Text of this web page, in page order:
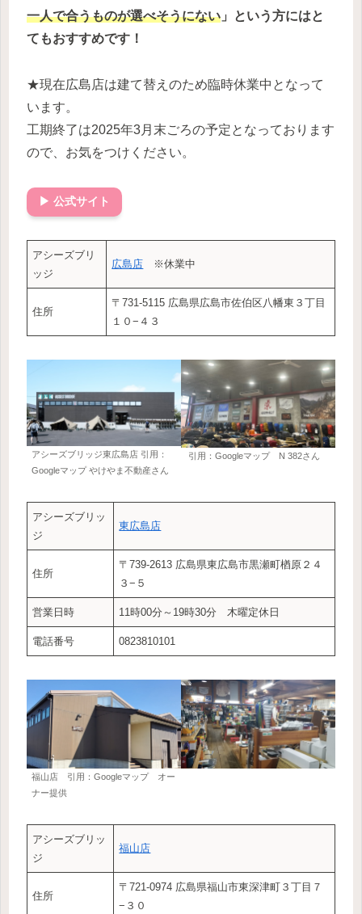
一人で合うものが選べそうにない 」という方にはと
てもおすすめです！
★現在広島店は建て替えのため臨時休業中となって
います。
工期終了は2025年3月末ごろの予定となっております
ので、お気をつけください。
▶ 公式サイト
アシーズブリ
ッジ
広島店 ※休業中
住所
〒731-5115 広島県広島市佐伯区八幡東３丁目
１０−４３
アシーズブリッジ東広島店 引用：
Googleマップ やけやま不動産さん
引用：Googleマップ N 382さん
アシーズブリッ
ジ
東広島店
住所
〒739-2613 広島県東広島市黒瀬町楢原２４
３−５
営業日時 11時00分～19時30分 木曜定休日
電話番号 0823810101
福山店 引用：Googleマップ オー
ナー提供
アシーズブリッ
ジ
福山店
住所
〒721-0974 広島県福山市東深津町３丁目７
−３０